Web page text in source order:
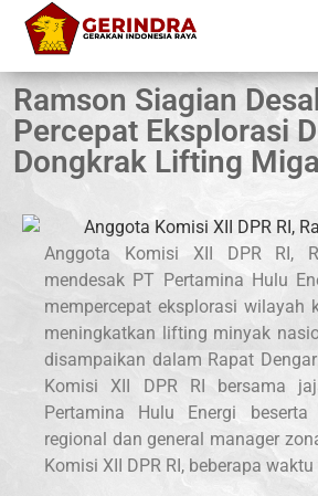
Ramson Siagian
Percepat Eksplorasi
Dongkrak Lifting
Anggota Komisi XII DPR RI,
mendesak PT Pertamina Hulu
mempercepat eksplorasi wilayah
meningkatkan lifting minyak
disampaikan dalam Rapat
Komisi XII DPR RI bersama
Pertamina Hulu Energi beserta
regional dan general manager
Komisi XII DPR RI, beberapa